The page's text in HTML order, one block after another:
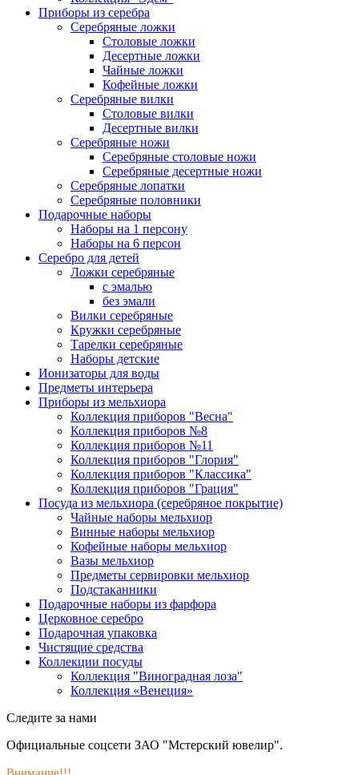
Приборы из серебра
Серебряные ложки
Столовые ложки
Десертные ложки
Чайные ложки
Кофейные ложки
Серебряные вилки
Столовые вилки
Десертные вилки
Серебряные ножи
Серебряные столовые ножи
Серебряные десертные ножи
Серебряные лопатки
Серебряные половники
Подарочные наборы
Наборы на 1 персону
Наборы на 6 персон
Серебро для детей
Ложки серебряные
с эмалью
без эмали
Вилки серебряные
Кружки серебряные
Тарелки серебряные
Наборы детские
Ионизаторы для воды
Предметы интерьера
Приборы из мельхиора
Коллекция приборов "Весна"
Коллекция приборов №8
Коллекция приборов №11
Коллекция приборов "Глория"
Коллекция приборов "Классика"
Коллекция приборов "Грация"
Посуда из мельхиора (серебряное покрытие)
Чайные наборы мельхиор
Винные наборы мельхиор
Кофейные наборы мельхиор
Вазы мельхиор
Предметы сервировки мельхиор
Подстаканники
Подарочные наборы из фарфора
Церковное серебро
Подарочная упаковка
Чистящие средства
Коллекции посуды
Коллекция "Виноградная лоза"
Коллекция «Венеция»
Следите за нами
Официальные соцсети ЗАО "Мстерский ювелир".